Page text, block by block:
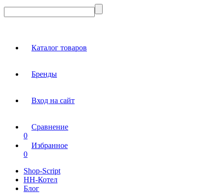
Каталог товаров
Бренды
Вход на сайт
Сравнение
0
Избранное
0
Shop-Script
НН-Котел
Блог